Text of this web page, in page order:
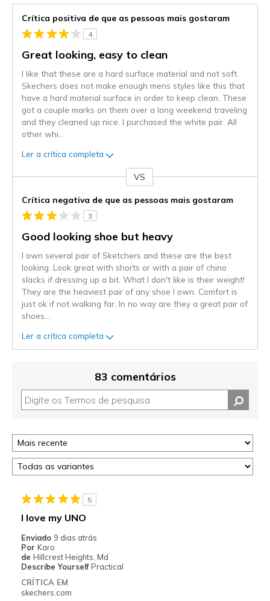
Crítica positiva de que as pessoas mais gostaram
4
Great looking, easy to clean
I like that these are a hard surface material and not soft.
Skechers does not make enough mens styles like this that
have a hard material surface in order to keep clean. These
got a couple marks on them over a long weekend traveling
and they cleaned up nice. I purchased the white pair. All
other whi
Ler a crítica completa
VS
Crítica negativa de que as pessoas mais gostaram
3
Good looking shoe but heavy
I own several pair of Sketchers and these are the best
looking. Look great with shorts or with a pair of chino
slacks if dressing up a bit. What I don't like is their weight!
They are the heaviest pair of any shoe I own. Comfort is
just ok if not walking far. In no way are they a great pair of
shoes
Ler a crítica completa
83 comentários
5
I love my UNO
Enviado 9 dias atrás
Por Karo
de Hillcrest Heights, Md
Describe Yourself Practical
CRÍTICA EM
skechers.com